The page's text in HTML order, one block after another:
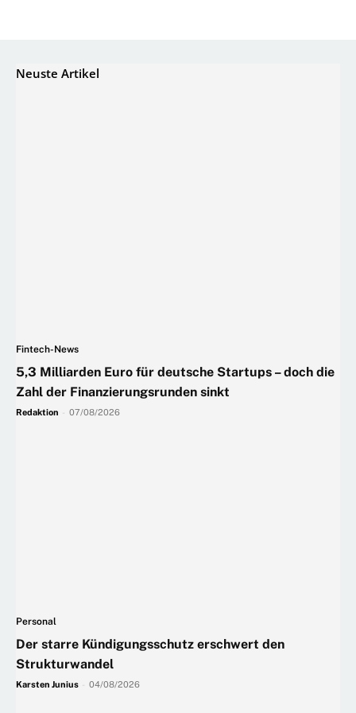
Neuste Artikel
Fintech-News
5,3 Milliarden Euro für deutsche Startups – doch die
Zahl der Finanzierungsrunden sinkt
Redaktion 07/08/2026
Personal
Der starre Kündigungsschutz erschwert den
Strukturwandel
Karsten Junius 04/08/2026